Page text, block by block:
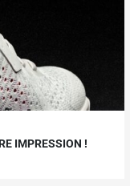
IMPRESSION !